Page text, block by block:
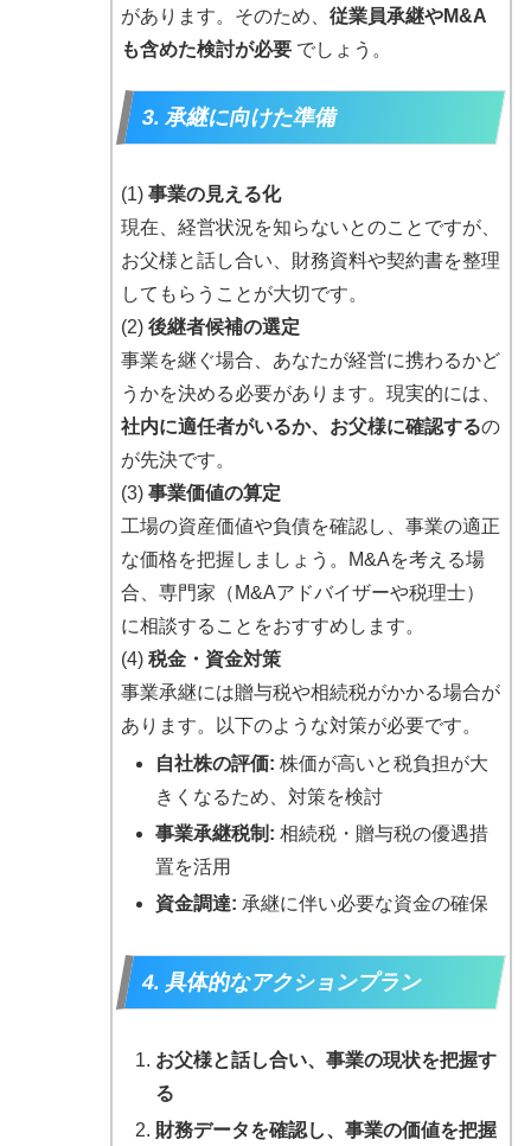
があります。そのため、 従業員承継やM&A
も含めた検討が必要でしょう。
3. 承継に向けた準備
(1) 事業の見える化
現在、経営状況を知らないとのことですが、
お父様と話し合い、財務資料や契約書を整理
してもらうことが大切です。
(2) 後継者候補の選定
事業を継ぐ場合、あなたが経営に携わるかど
うかを決める必要があります。現実的には、
社内に適任者がいるか、お父様に確認するの
が先決です。
(3) 事業価値の算定
工場の資産価値や負債を確認し、事業の適正
な価格を把握しましょう。M&Aを考える場
合、専門家（M&Aアドバイザーや税理士）
に相談することをおすすめします。
(4) 税金・資金対策
事業承継には贈与税や相続税がかかる場合が
あります。以下のような対策が必要です。
自社株の評価: 株価が高いと税負担が大
きくなるため、対策を検討
事業承継税制: 相続税・贈与税の優遇措
置を活用
資金調達: 承継に伴い必要な資金の確保
4. 具体的なアクションプラン
お父様と話し合い、事業の現状を把握す
る
財務データを確認し、事業の価値を把握